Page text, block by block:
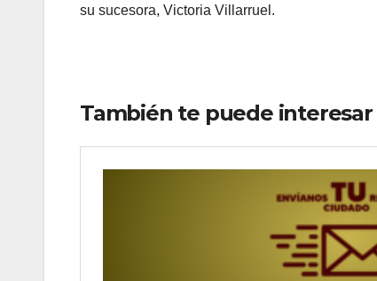
su sucesora, Victoria Villarruel.
También te puede interesar